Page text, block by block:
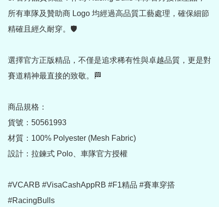
所有車隊及贊助商 Logo 均經過高品質工藝處理，確保細節
精確且經久耐穿。🛡️
選擇官方正版精品，不僅是追求稀有性與卓越品質，更是對
賽道精神最直接的致敬。🏁
商品規格：
貨號：50561993
材質：100% Polyester (Mesh Fabric)
設計：拉鍊式 Polo、車隊官方授權
#VCARB #VisaCashAppRB #F1精品 #賽車穿搭
#RacingBulls